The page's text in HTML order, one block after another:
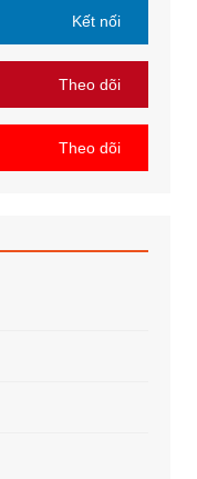
Kết nối
Theo dõi
Theo dõi